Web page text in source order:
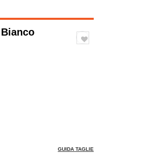
GUIDA TAGLIE